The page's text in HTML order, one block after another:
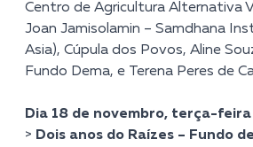
Centro de Agricultura Alternativa
Joan Jamisolamin – Samdhana
Asia), Cúpula dos Povos, Aline
Fundo Dema, e Terena Peres de
Dia 18 de novembro, terça-feira
> Dois anos do Raízes – Fundo